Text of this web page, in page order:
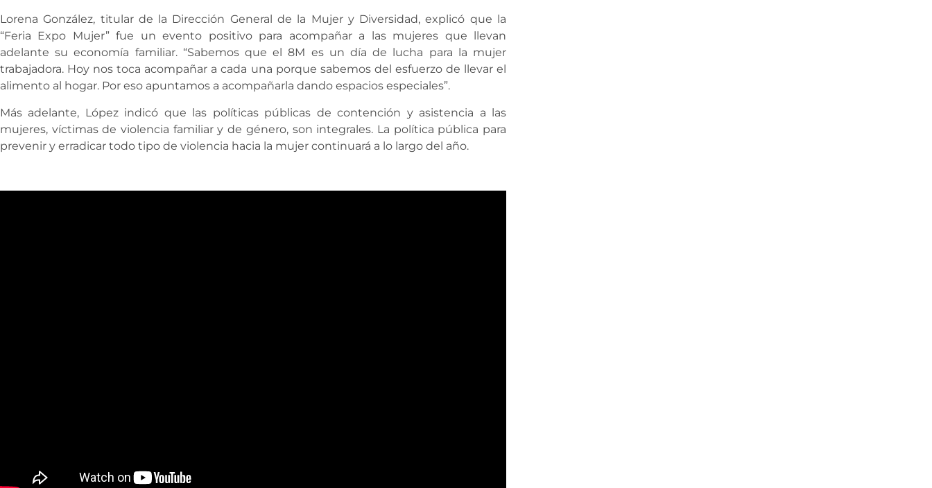
Lorena González, titular de la Dirección General de la Mujer y Diversidad, explicó que la
“Feria Expo Mujer” fue un evento positivo para acompañar a las mujeres que llevan
adelante su economía familiar. “Sabemos que el 8M es un día de lucha para la mujer
trabajadora. Hoy nos toca acompañar a cada una porque sabemos del esfuerzo de llevar el
alimento al hogar. Por eso apuntamos a acompañarla dando espacios especiales”.
Más adelante, López indicó que las políticas públicas de contención y asistencia a las
mujeres, víctimas de violencia familiar y de género, son integrales. La política pública para
prevenir y erradicar todo tipo de violencia hacia la mujer continuará a lo largo del año.